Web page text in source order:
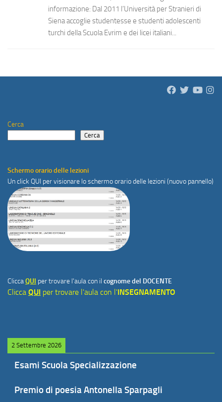
informazione: Dal 2011 l’Università per Stranieri di
Siena accoglie studentesse e studenti adolescenti
turchi della Scuola Evrim e dei licei italiani...
Cerca
Cerca
Schermo orario delle lezioni
Un click QUI per visionare lo schermo orario delle lezioni (nuovo pannello)
CliccaQUI per trovare l'aula con il cognome del DOCENTE
Clicca QUI per trovare l'aula con l'INSEGNAMENTO
2 Settembre 2026
Esami Scuola Specializzazione
Premio di poesia Antonella Sparpagli